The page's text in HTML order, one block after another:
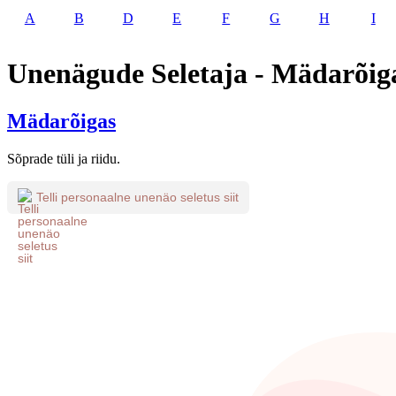
A B D E F G H I
Unenägude Seletaja -
Mädarõigas
Sõprade tüli ja riidu.
Telli personaalne unenäo seletus siit